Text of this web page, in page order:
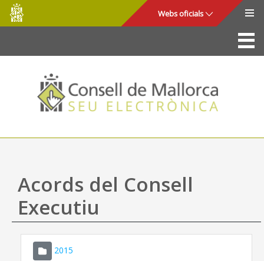
Salta al contingut principal
Consell
de
Mallorca
Webs oficials
La Seu
Consell de Mallorca
Accés i seguretat
Utilitats
Ajuda
Acords del Consell
Executiu
2015